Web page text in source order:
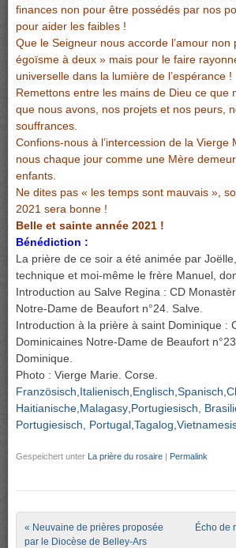
finances non pour être possédés par nos
pour aider les faibles !
Que le Seigneur nous accorde l’amour non
égoïsme à deux » mais pour le faire
universelle dans la lumière de l’espérance !
Remettons entre les mains de Dieu ce que
que nous avons, nos projets et nos peurs,
souffrances.
Confions-nous à l’intercession de la Vierge
nous chaque jour comme une Mère
enfants.
Ne dites pas « les temps sont mauvais »,
2021 sera bonne !
Belle et sainte année 2021 !
Bénédiction :
La prière de ce soir a été animée par
technique et moi-même le frère Manuel,
Introduction au Salve Regina : CD
Notre-Dame de Beaufort n°24. Salve.
Introduction à la prière à saint Dominique :
Dominicaines Notre-Dame de Beaufort
Dominique.
Photo : Vierge Marie. Corse.
Französisch Italienisch Englisch Spanisch
Haitianische Malagasy Portugiesisch,
Portugiesisch, Portugal Tagalog
Gespeichert unter La prière du rosaire | Permalink
Post navigation
« Neuvaine de prières proposée
par le Diocèse de Belley-Ars
Écho de